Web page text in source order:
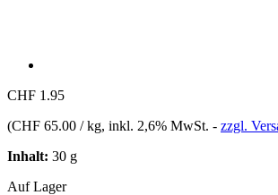
CHF 1.95
(CHF 65.00 / kg, inkl. 2,6% MwSt. - zzgl.
Inhalt: 30 g
Auf Lager